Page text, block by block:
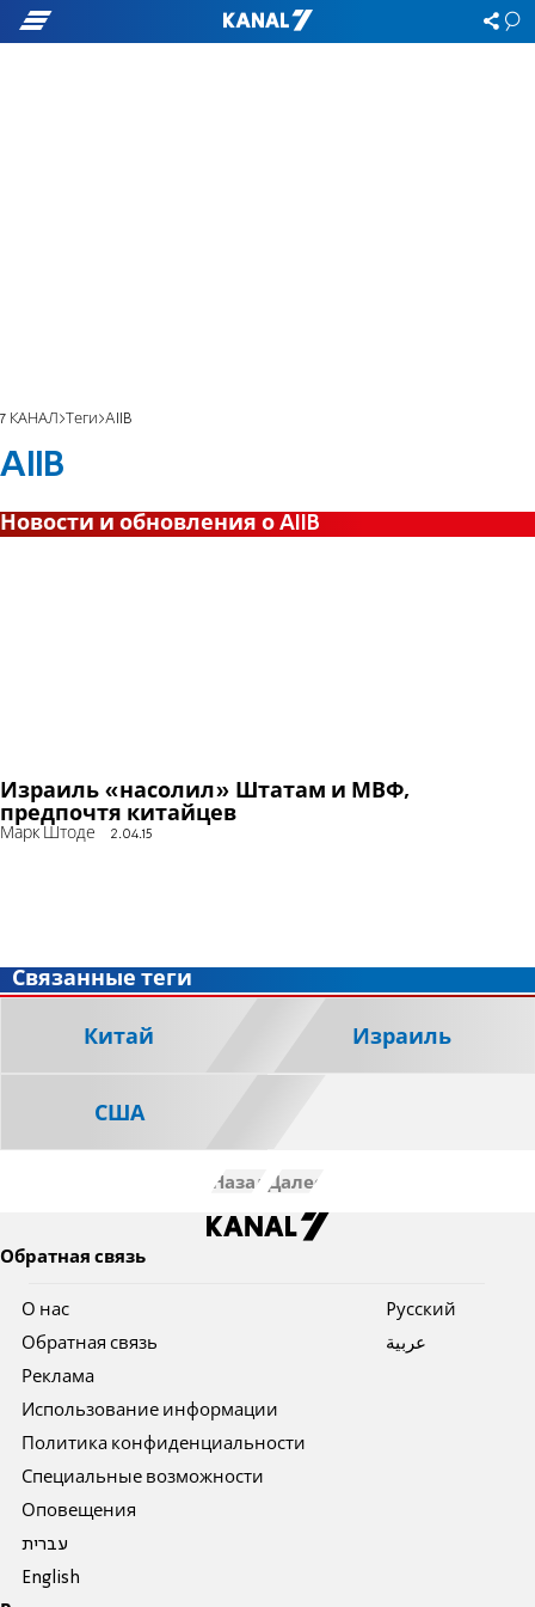
7 КАНАЛ Теги AIIB
AIIB
Новости и обновления о AIIB
Израиль «насолил» Штатам и МВФ,
предпочтя китайцев
Марк Штоде 2.04.15
Связанные теги
Китай Израиль
США
Назад Далее
Обратная связь
О нас
Обратная связь
Реклама
Использование информации
Политика конфиденциальности
Специальные возможности
Оповещения
עברית
English
Pусский
عربية